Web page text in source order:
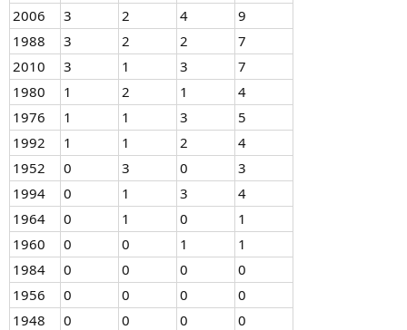
2006
3 2 4
9
1988
3 2 2
7
2010
3 1 3
7
1980
1 2 1
4
1976
1 1 3
5
1992
1 1 2
4
1952
0 3 0
3
1994
0 1 3
4
1964
0 1 0
1
1960
0 0 1
1
1984
0 0 0
0
1956
0 0 0
0
1948
0 0 0
0